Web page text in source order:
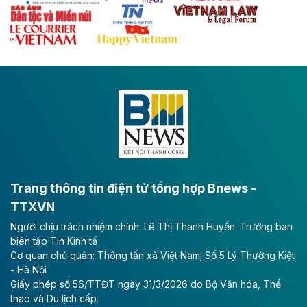
Theo baodautu.vn
Đề xuất đầu tư 11.500 tỷ đồng xây dựng cao
tốc CT.11 qua Ninh Bình
Đông A dài khoảng 25,1 km được kỳ vọng sẽ tạo động
lực phát triển kinh tế - xã hội khu vực phía Nam đồng
Long Thành
Tổng công ty Cảng hàng không Việt Nam - CTCP
(ACV) vừa lập kỷ lục mới về lợi nhuận trong quý
II/2026.
Theo baodautu.vn
Vinaconex lập đỉnh doanh thu
Trang thông tin điện tử tổng hợp Bnews -
TTXVN
Người chịu trách nhiệm chính: Lê Thị Thanh Huyền. Trưởng ban
biên tập Tin Kinh tế
Cơ quan chủ quản: Thông tấn xã Việt Nam; Số 5 Lý Thường Kiệt
- Hà Nội
Giấy phép số 56/TTĐT ngày 31/3/2026 do Bộ Văn hóa, Thể
thao và Du lịch cấp.